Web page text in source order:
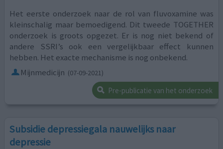
Het eerste onderzoek naar de rol van fluvoxamine was
kleinschalig maar bemoedigend. Dit tweede TOGETHER
onderzoek is groots opgezet. Er is nog niet bekend of
andere SSRI’s ook een vergelijkbaar effect kunnen
hebben. Het exacte mechanisme is nog onbekend.
Mijnmedicijn (07-09-2021)
Pre-publicatie van het onderzoek
Subsidie depressiegala nauwelijks naar
depressie